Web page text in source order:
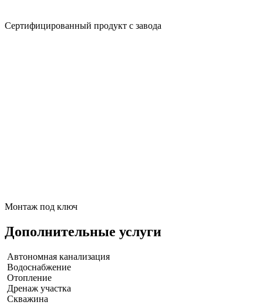
Сертифицированный продукт с завода
Монтаж под ключ
Дополнительные услуги
Автономная канализация
Водоснабжение
Отопление
Дренаж участка
Скважина